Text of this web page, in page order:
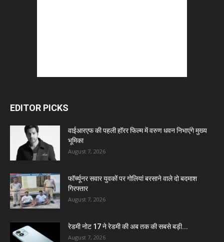
EDITOR PICKS
वाईआरएफ की पहली हॉरर फिल्म में वरुण धवन निभाएंगे मुख्य
भूमिका
August 7, 2026
फॉर्च्यूनर सवार युवकों पर गोलियां बरसाने वाले दो बदमाश
गिरफ्तार
August 7, 2026
रेडमी नोट 17 ने रेडमी की अब तक की सबसे बड़ी...
August 7, 2026